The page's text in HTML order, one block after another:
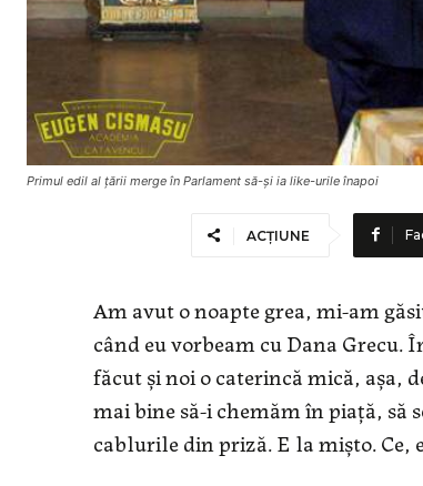
Primul edil al țării merge în Parlament să-și ia like-urile înapoi
ACȚIUNE
Am avut o noapte grea, mi-am
când eu vorbeam cu Dana
făcut și noi o caterincă mică, așa,
mai bine să-i chemăm în piață, să
cablurile din priză. E la mișto. Ce,